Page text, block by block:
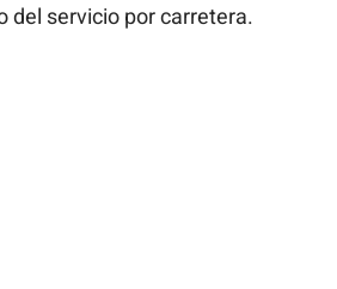
del servicio por carretera.